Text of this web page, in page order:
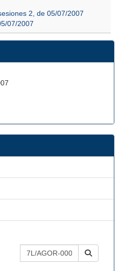
2, de 05/07/2007
07/2007